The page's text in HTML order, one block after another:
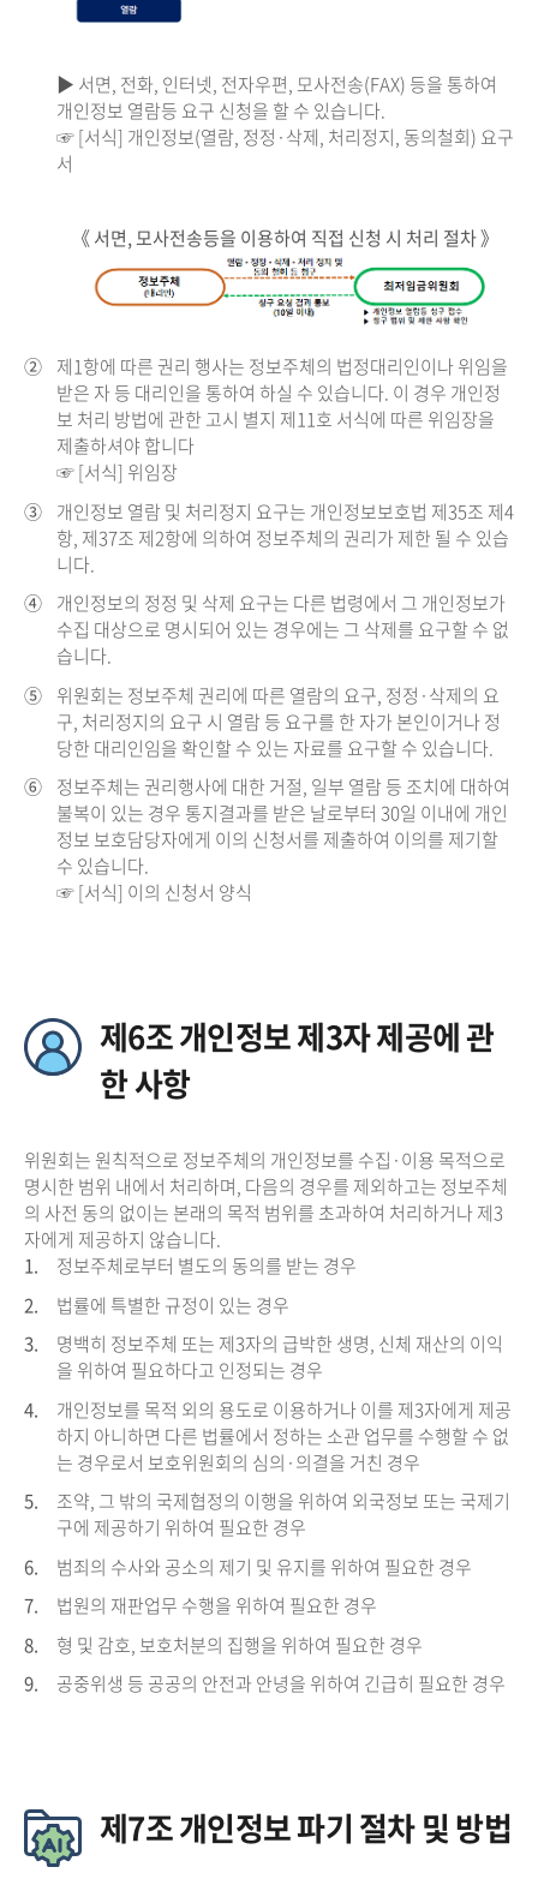
▶ 서면, 전화, 인터넷, 전자우편, 모사전송(FAX) 등을 통하여
개인정보 열람등 요구 신청을 할 수 있습니다.
☞ [서식] 개인정보(열람, 정정·삭제, 처리정지, 동의철회) 요구
서
《 서면, 모사전송등을 이용하여 직접 신청 시 처리 절차 》
② 제1항에 따른 권리 행사는 정보주체의 법정대리인이나 위임을
받은 자 등 대리인을 통하여 하실 수 있습니다. 이 경우 개인정
보 처리 방법에 관한 고시 별지 제11호 서식에 따른 위임장을
제출하셔야 합니다
☞ [서식] 위임장
③ 개인정보 열람 및 처리정지 요구는 개인정보보호법 제35조 제4
항, 제37조 제2항에 의하여 정보주체의 권리가 제한 될 수 있습
니다.
④ 개인정보의 정정 및 삭제 요구는 다른 법령에서 그 개인정보가
수집 대상으로 명시되어 있는 경우에는 그 삭제를 요구할 수 없
습니다.
⑤ 위원회는 정보주체 권리에 따른 열람의 요구, 정정·삭제의 요
구, 처리정지의 요구 시 열람 등 요구를 한 자가 본인이거나 정
당한 대리인임을 확인할 수 있는 자료를 요구할 수 있습니다.
⑥ 정보주체는 권리행사에 대한 거절, 일부 열람 등 조치에 대하여
불복이 있는 경우 통지결과를 받은 날로부터 30일 이내에 개인
정보 보호담당자에게 이의 신청서를 제출하여 이의를 제기할
수 있습니다.
☞ [서식] 이의 신청서 양식
제6조 개인정보 제3자 제공에 관
한 사항
위원회는 원칙적으로 정보주체의 개인정보를 수집·이용 목적으로
명시한 범위 내에서 처리하며, 다음의 경우를 제외하고는 정보주체
의 사전 동의 없이는 본래의 목적 범위를 초과하여 처리하거나 제3
자에게 제공하지 않습니다.
1.
정보주체로부터 별도의 동의를 받는 경우
2.
법률에 특별한 규정이 있는 경우
3.
명백히 정보주체 또는 제3자의 급박한 생명, 신체 재산의 이익
을 위하여 필요하다고 인정되는 경우
4.
개인정보를 목적 외의 용도로 이용하거나 이를 제3자에게 제공
하지 아니하면 다른 법률에서 정하는 소관 업무를 수행할 수 없
는 경우로서 보호위원회의 심의·의결을 거친 경우
5.
조약, 그 밖의 국제협정의 이행을 위하여 외국정보 또는 국제기
구에 제공하기 위하여 필요한 경우
6.
범죄의 수사와 공소의 제기 및 유지를 위하여 필요한 경우
7.
법원의 재판업무 수행을 위하여 필요한 경우
8.
형 및 감호, 보호처분의 집행을 위하여 필요한 경우
9.
공중위생 등 공공의 안전과 안녕을 위하여 긴급히 필요한 경우
제7조 개인정보 파기 절차 및 방법